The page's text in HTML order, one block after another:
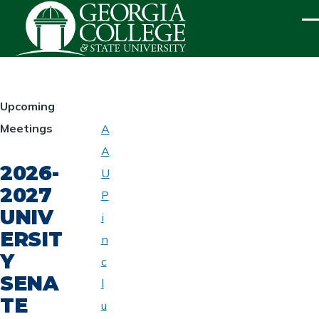
Skip to main content
HOMEPAGE
Upcoming
Meetings
2026-
2027
UNIV
ERSIT
Y
SENA
TE
UNIVERSITY
SENATE
A
A
U
P
i
n
c
l
u